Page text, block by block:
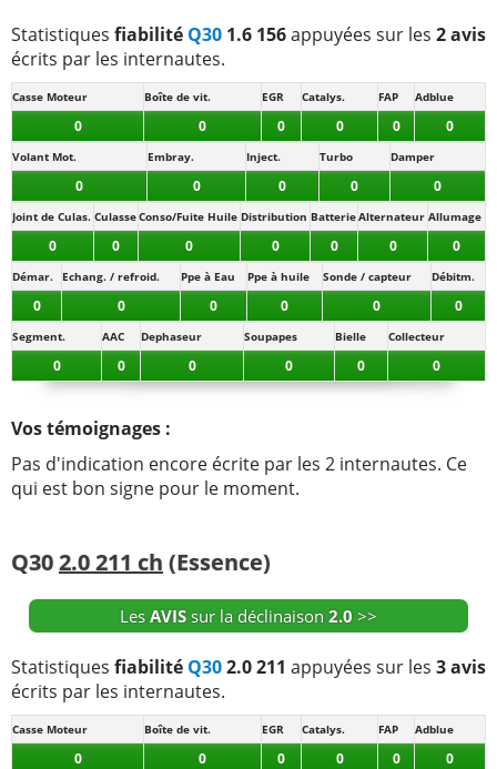
-Calculateur d'air bag, vibration dans le volant, voyant
allumé, problème du calculateur d'air bag qui n'aurait
pas fonctionné en cas de choc, - fac ...Lire la suite >>
Un capteur défectueux, rien de bien grave
(+)
-L'électronique est une catastrophe sur ce véhicule et
c'est vraiment bien dommage.(+)
Bruit au roue arrière quoi je ses pa le véhicule a 173000
km(+)
-Rien à 123 000 Km(+)
Feux diurnes qu il faut changer (+)
-Feux diurnes qu il faut changer
+ d'INFOS sur la déclinaison
Statistiques fiabilité Q30 1.6 156appuyées sur les 2 avis
écrits par les internautes.
Casse Moteur Boîte de vit. EGR Catalys. FAP Adblue
0 0 0 0 0 0
Volant Mot. Embray. Inject. Turbo Damper
0 0 0 0 0
Joint de Culas. CulasseConso/Fuite Huile Distribution BatterieAlternateur Allumage
0 0 0 0 0 0 0
Démar. Echang. / refroid. Ppe à Eau Ppe à huile Sonde / capteur Débitm.
0 0 0 0 0 0
Segment. AAC Dephaseur Soupapes Bielle Collecteur
0 0 0 0 0 0
Vos témoignages :
Pas d'indication encore écrite par les 2 internautes. Ce
qui est bon signe pour le moment.
Q302.0 211 ch (Essence)
Les AVIS sur la déclinaison 2.0 >>
Statistiques fiabilité Q302.0 211 appuyées sur les 3 avis
écrits par les internautes.
Casse Moteur Boîte de vit. EGR Catalys. FAP Adblue
0 0 0 0 0 0